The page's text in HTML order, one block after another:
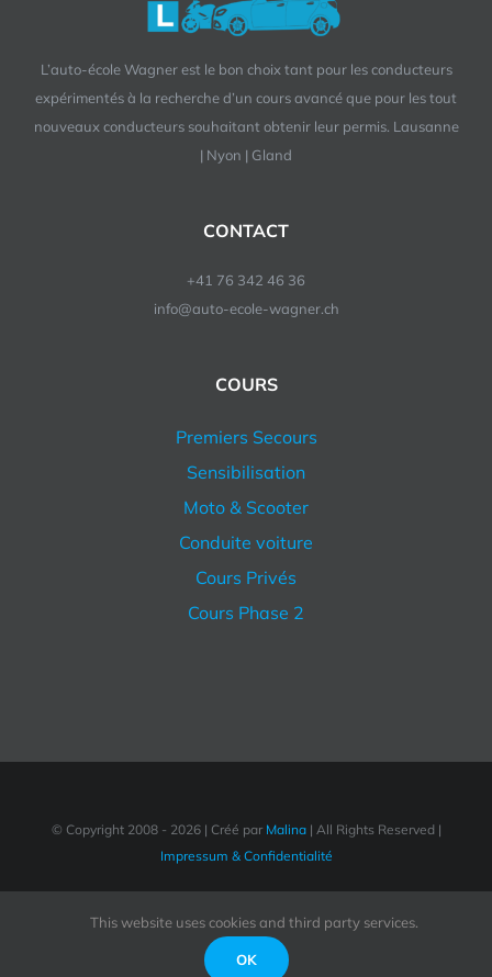
L’auto-école Wagner est le bon choix tant pour les conducteurs
expérimentés à la recherche d’un cours avancé que pour les tout
nouveaux conducteurs souhaitant obtenir leur permis. Lausanne
| Nyon | Gland
CONTACT
+41 76 342 46 36
info@auto-ecole-wagner.ch
COURS
Premiers Secours
Sensibilisation
Moto & Scooter
Conduite voiture
Cours Privés
Cours Phase 2
© Copyright 2008 - 2026 | Créé par Malina| All Rights Reserved |
Impressum & Confidentialité
Facebook
This website uses cookies and third party services.
OK